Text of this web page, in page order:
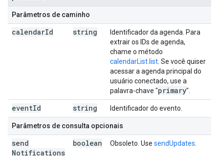
Parâmetros de caminho
calendarId string
Identificador da agenda. Para
extrair os IDs de agenda,
chame o método
calendarList.list . Se você quiser
acessar a agenda principal do
usuário conectado, use a
palavra-chave "primary".
eventId string Identificador do evento.
Parâmetros de consulta opcionais
send
Notifications
boolean Obsoleto. Use sendUpdates